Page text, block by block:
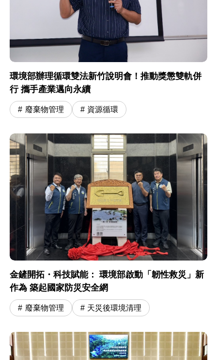
環境部辦理循環雙法新竹說明會！推動獎懲雙軌併
行 攜手產業邁向永續
廢棄物管理 資源循環
金鏟開拓・科技賦能： 環境部啟動「韌性救災」新
作為 築起國家防災安全網
廢棄物管理 天災後環境清理